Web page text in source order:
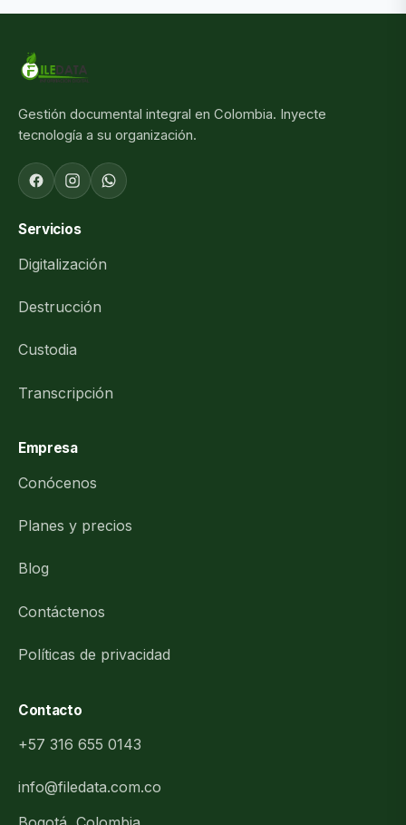
Gestión documental integral en Colombia. Inyecte
tecnología a su organización.
Servicios
Digitalización
Destrucción
Custodia
Transcripción
Empresa
Conócenos
Planes y precios
Blog
Contáctenos
Políticas de privacidad
Contacto
+57 316 655 0143
info@filedata.com.co